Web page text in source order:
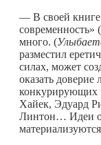
— В своей книге
современность»
много. (
разместил
силах, может
оказать
конкурирующих
Хайек, Эдуард
Линтон… Идеи